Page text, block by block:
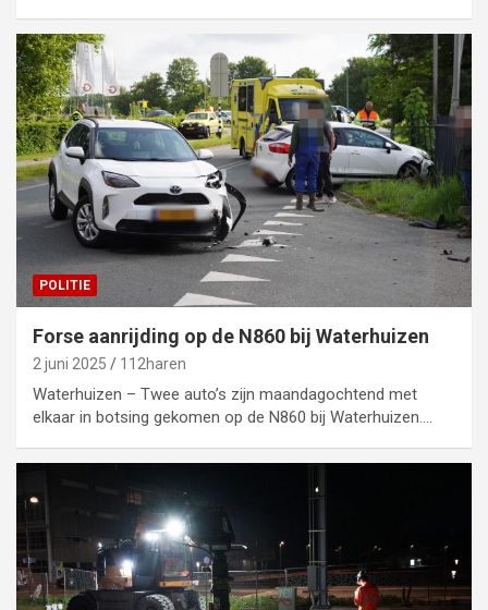
POLITIE
Forse aanrijding op de N860 bij Waterhuizen
2 juni 2025 112haren
Waterhuizen – Twee auto’s zijn maandagochtend met
elkaar in botsing gekomen op de N860 bij Waterhuizen.…